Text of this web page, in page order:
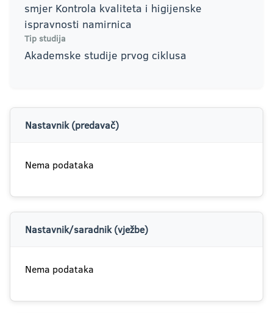
smjer Kontrola kvaliteta i higijenske
ispravnosti namirnica
Tip studija
Akademske studije prvog ciklusa
Nastavnik (predavač)
Nema podataka
Nastavnik/saradnik (vježbe)
Nema podataka